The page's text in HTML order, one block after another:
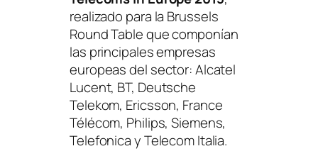
realizado para la Brussels
Round Tableque componían
las principales empresas
europeas del sector: Alcatel
Lucent, BT, Deutsche
Telekom, Ericsson, France
Télécom, Philips, Siemens,
Telefonica y Telecom Italia.